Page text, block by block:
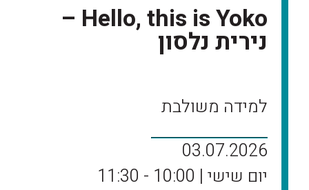
Hello, this is Yoko –
נירית נלסון
למידה משולבת
03.07.2026
יום שישי | 10:00 - 11:30